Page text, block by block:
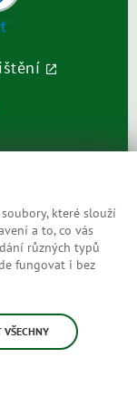
které slouží
a to, co vás
různých typů
fungovat i bez